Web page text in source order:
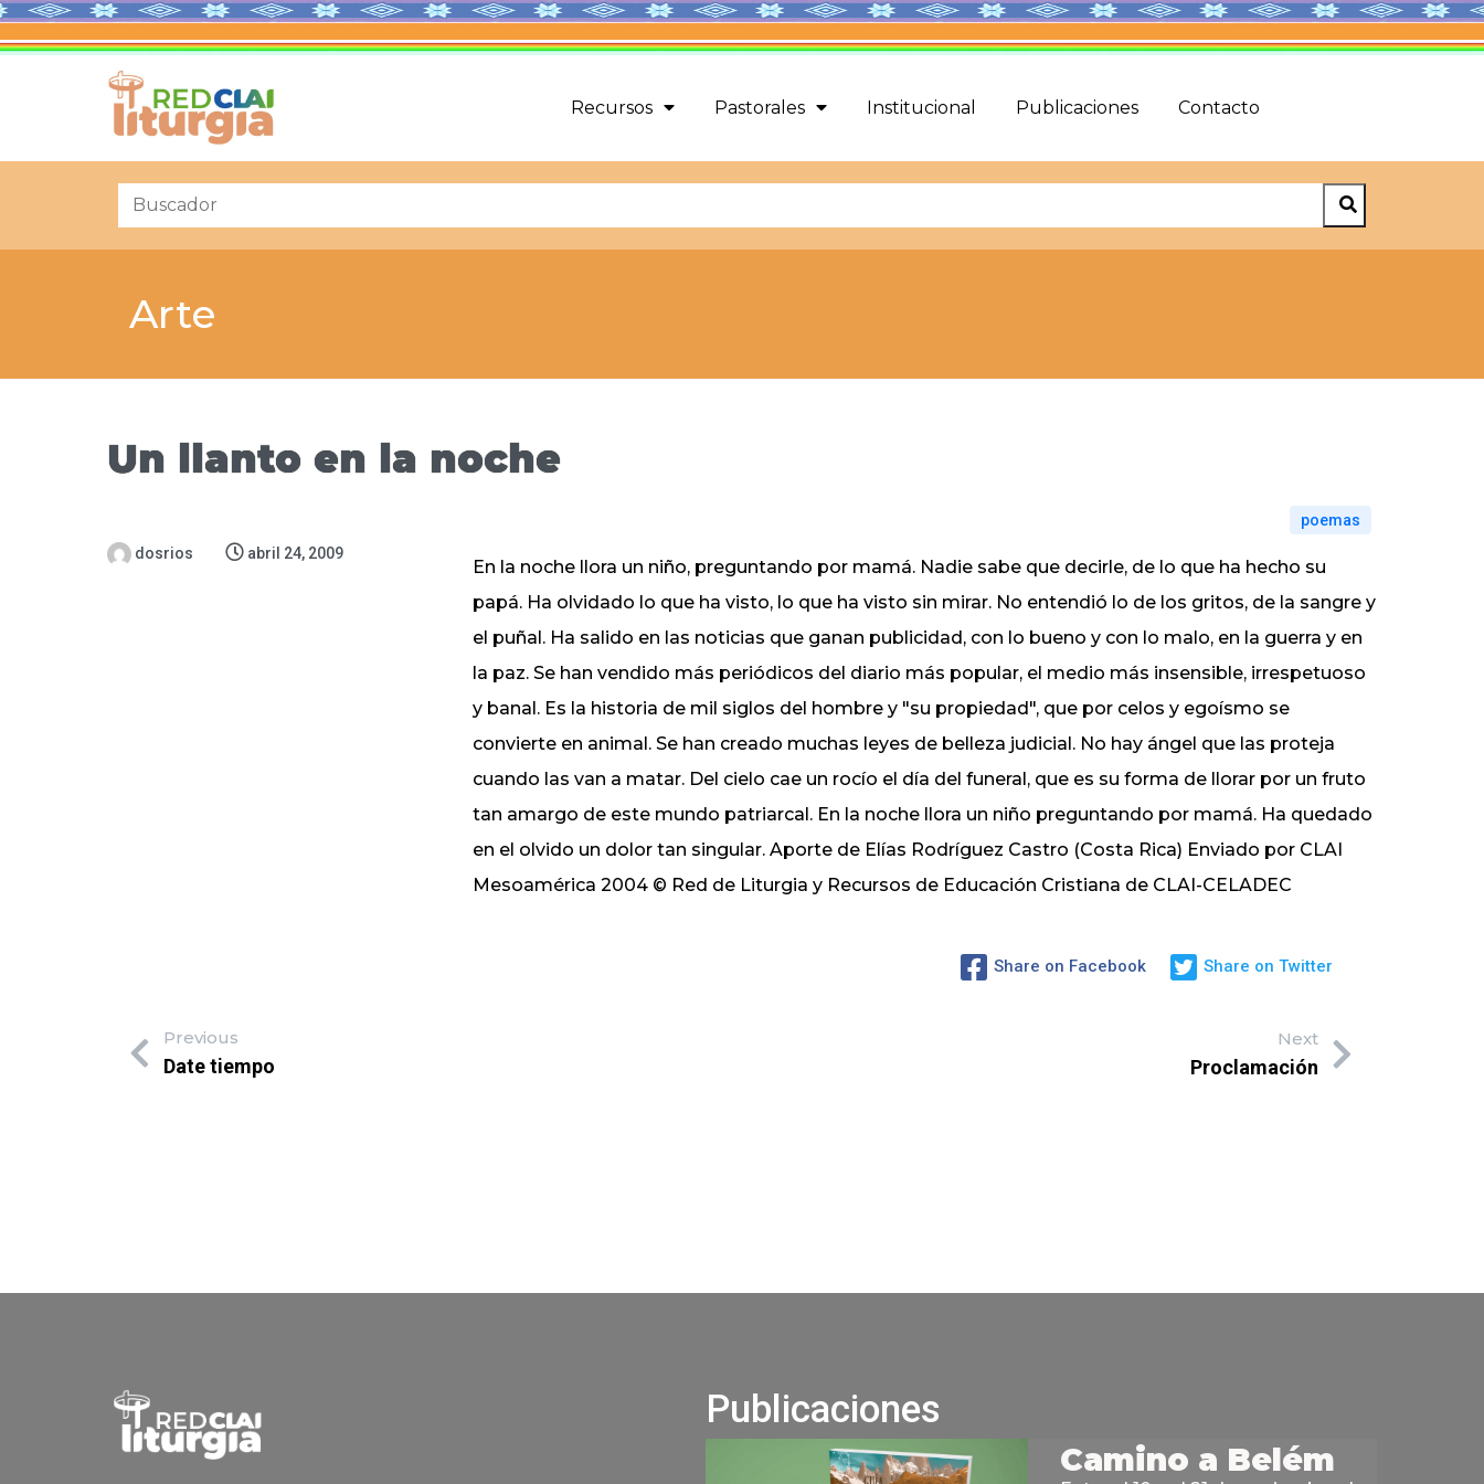
Recursos Pastorales Institucional Publicaciones Contacto
Arte
Un llanto en la noche
dosrios abril 24, 2009
poemas
En la noche llora un niño, preguntando por mamá. Nadie sabe que decirle, de lo que ha hecho su
papá. Ha olvidado lo que ha visto, lo que ha visto sin mirar. No entendió lo de los gritos, de la sangre y
el puñal. Ha salido en las noticias que ganan publicidad, con lo bueno y con lo malo, en la guerra y en
la paz. Se han vendido más periódicos del diario más popular, el medio más insensible, irrespetuoso
y banal. Es la historia de mil siglos del hombre y "su propiedad", que por celos y egoísmo se
convierte en animal. Se han creado muchas leyes de belleza judicial. No hay ángel que las proteja
cuando las van a matar. Del cielo cae un rocío el día del funeral, que es su forma de llorar por un fruto
tan amargo de este mundo patriarcal. En la noche llora un niño preguntando por mamá. Ha quedado
en el olvido un dolor tan singular. Aporte de Elías Rodríguez Castro (Costa Rica) Enviado por CLAI
Mesoamérica 2004 © Red de Liturgia y Recursos de Educación Cristiana de CLAI-CELADEC
Share on Facebook Share on Twitter
Previous
Date tiempo
Next
Proclamación
Publicaciones
Camino a Belém